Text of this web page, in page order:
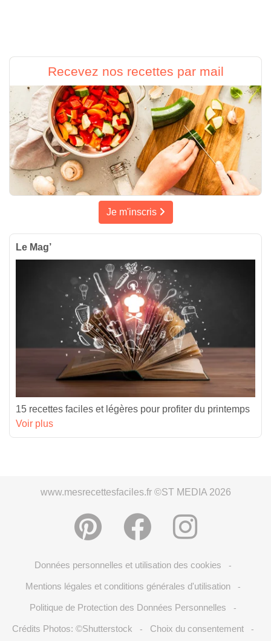
Recevez nos recettes par mail
Je m'inscris
Le Mag’
15 recettes faciles et légères pour profiter du printemps
Voir plus
www.mesrecettesfaciles.fr ©ST MEDIA 2026
Données personnelles et utilisation des cookies -
Mentions légales et conditions générales d'utilisation -
Politique de Protection des Données Personnelles -
Crédits Photos: ©Shutterstock - Choix du consentement -